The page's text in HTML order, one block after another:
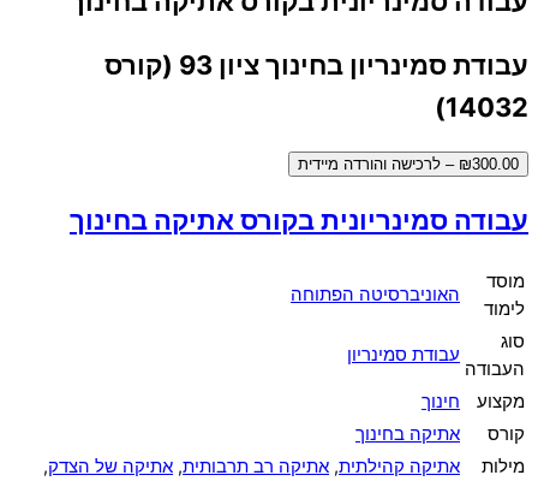
עבודת סמינריון בחינוך ציון 93 (קורס
14032)
₪300.00 – לרכישה והורדה מיידית
עבודה סמינריונית בקורס אתיקה בחינוך
מוסד
לימוד
האוניברסיטה הפתוחה
סוג
העבודה
עבודת סמינריון
מקצוע
חינוך
קורס
אתיקה בחינוך
מילות
אתיקה קהילתית, אתיקה רב תרבותית, אתיקה של הצדק,